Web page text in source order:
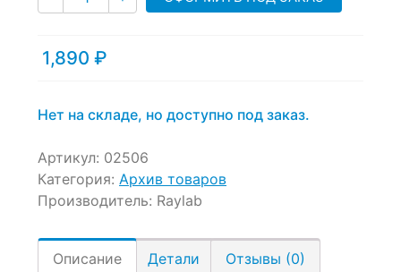
1,890 ₽
Нет на складе, но доступно под заказ.
Артикул: 02506
Категория: Архив товаров
Производитель: Raylab
Описание Детали Отзывы (0)